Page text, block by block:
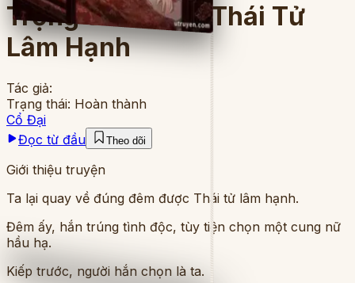
Trọng Sinh Đêm Thái Tử
Lâm Hạnh
Tác giả:
Trạng thái: Hoàn thành
Cổ Đại
Đọc từ đầu
Theo dõi
Giới thiệu truyện
Ta lại quay về đúng đêm được Thái tử lâm hạnh.
Đêm ấy, hắn trúng tình độc, tùy tiện chọn một cung nữ
hầu hạ.
Kiếp trước, người hắn chọn là ta.